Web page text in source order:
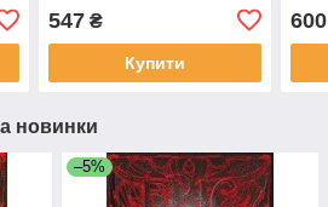
547₴
Купити
600
новинки
–5%